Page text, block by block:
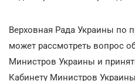
Верховная Рада Украины по
может рассмотреть вопрос
Министров Украины и
Кабинету Министров